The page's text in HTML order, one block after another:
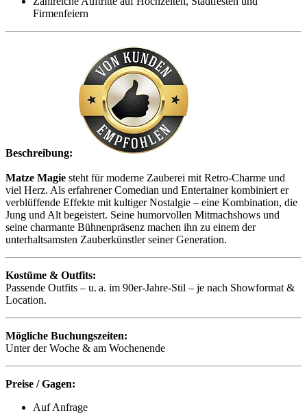
Firmenfeiern
Beschreibung:
Matze Magie steht für moderne Zauberei mit Retro-Charme und
viel Herz. Als erfahrener Comedian und Entertainer kombiniert er
verblüffende Effekte mit kultiger Nostalgie – eine Kombination, die
Jung und Alt begeistert. Seine humorvollen Mitmachshows und
seine charmante Bühnenpräsenz machen ihn zu einem der
unterhaltsamsten Zauberkünstler seiner Generation.
Kostüme & Outfits:
Passende Outfits – u. a. im 90er-Jahre-Stil – je nach Showformat &
Location.
Mögliche Buchungszeiten:
Unter der Woche & am Wochenende
Preise / Gagen:
Auf Anfrage